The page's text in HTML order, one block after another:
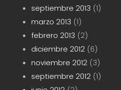
septiembre 2013 (1)
marzo 2013 (1)
febrero 2013 (2)
diciembre 2012(6)
noviembre 2012(3)
septiembre 2012(1)